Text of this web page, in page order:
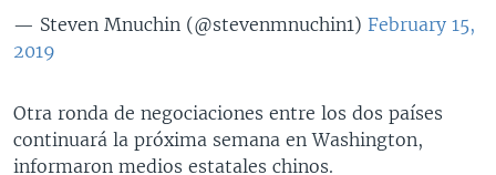
— Steven Mnuchin (@stevenmnuchin1) February 15,
2019
Otra ronda de negociaciones entre los dos países
continuará la próxima semana en Washington,
informaron medios estatales chinos.